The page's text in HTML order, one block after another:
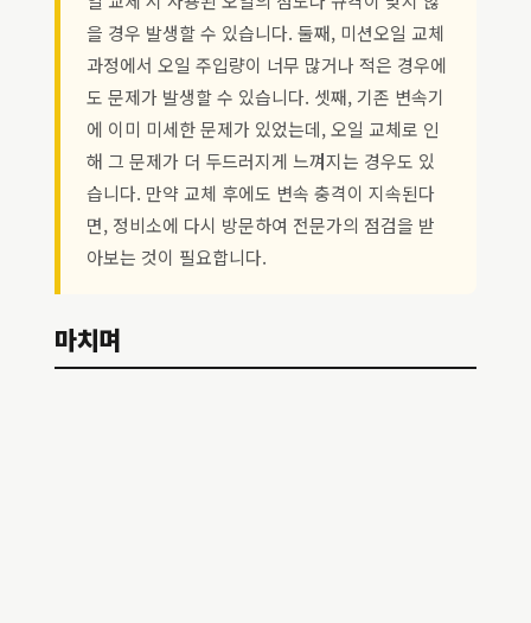
을 경우 발생할 수 있습니다. 둘째, 미션오일 교체
과정에서 오일 주입량이 너무 많거나 적은 경우에
도 문제가 발생할 수 있습니다. 셋째, 기존 변속기
에 이미 미세한 문제가 있었는데, 오일 교체로 인
해 그 문제가 더 두드러지게 느껴지는 경우도 있
습니다. 만약 교체 후에도 변속 충격이 지속된다
면, 정비소에 다시 방문하여 전문가의 점검을 받
아보는 것이 필요합니다.
마치며